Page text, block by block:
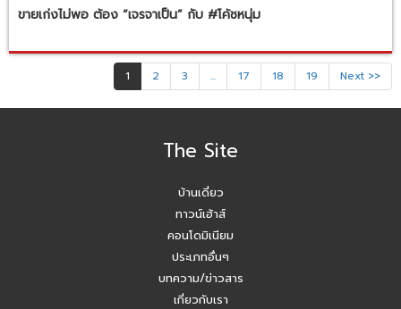
ขายเก่งไม่พอ ต้อง “เจรจาเป็น” กับ #โค้ชหนุ่ม
1 2 3 ... 17 18 19 Next >>
The Site
บ้านเดี่ยว
ทาวน์เฮ้าส์
คอนโดมิเนียม
ประเภทอื่นๆ
บทความ/ข่าวสาร
เกี่ยวกับเรา